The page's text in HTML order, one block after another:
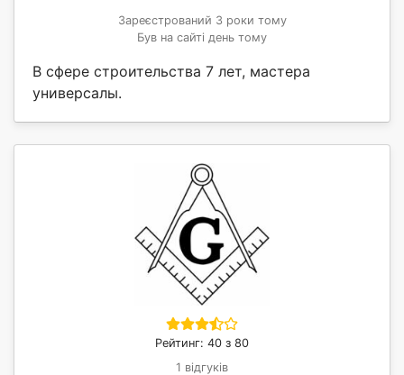
Зареєстрований 3 роки тому
Був на сайті день тому
В сфере строительства 7 лет, мастера
универсалы.
Рейтинг: 40 з 80
1 відгуків